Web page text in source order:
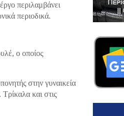
περιλαμβάνει
περιοδικά.
ο οποίος
στην γυναικεία
και στις